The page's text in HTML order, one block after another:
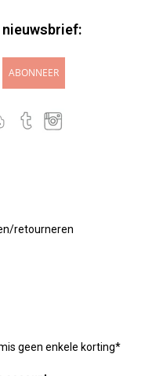
ABONNEER
retourneren
geen enkele korting*